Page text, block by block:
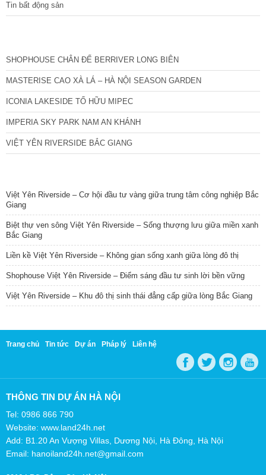
Tin bất động sản
SHOPHOUSE CHÂN ĐẾ BERRIVER LONG BIÊN
MASTERISE CAO XÀ LÁ – HÀ NỘI SEASON GARDEN
ICONIA LAKESIDE TỐ HỮU MIPEC
IMPERIA SKY PARK NAM AN KHÁNH
VIỆT YÊN RIVERSIDE BẮC GIANG
Việt Yên Riverside – Cơ hội đầu tư vàng giữa trung tâm công nghiệp Bắc
Giang
Biệt thự ven sông Việt Yên Riverside – Sống thượng lưu giữa miền xanh
Bắc Giang
Liền kề Việt Yên Riverside – Không gian sống xanh giữa lòng đô thị
Shophouse Việt Yên Riverside – Điểm sáng đầu tư sinh lời bền vững
Việt Yên Riverside – Khu đô thị sinh thái đẳng cấp giữa lòng Bắc Giang
Trang chủ Tin tức Dự án Pháp lý Liên hệ
THÔNG TIN DỰ ÁN HÀ NỘI
Tel: 0986 866 790
Website: www.land24h.net
Add: B1.20 An Vượng Villas, Dương Nội, Hà Đông, Hà Nội
Email: hanoiland24h.net@gmail.com